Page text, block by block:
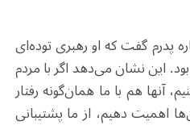
پدرم گفت که او رهبری توده‌ای
این نشان می‌دهد اگر با مردم
آنها هم با ما همان‌گونه رفتار
اهمیت دهیم، از ما پشتیبانی